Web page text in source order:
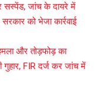
सस्पेंड, जांच के दायरे में
को भेजा कार्रवाई
और तोड़फोड़ का
गुहार, FIR दर्ज कर जांच में